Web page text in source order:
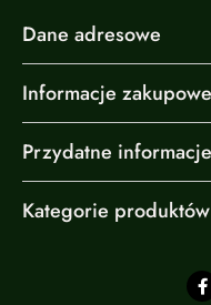
Dane adresowe
Informacje zakupowe
Przydatne informacje
Kategorie produktów